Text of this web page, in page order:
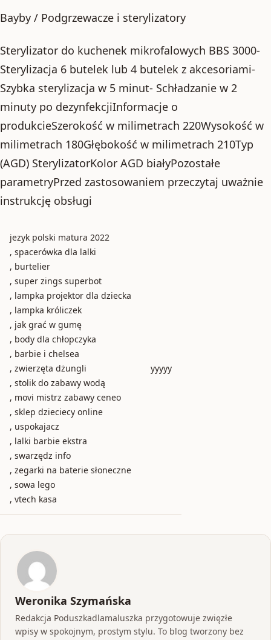
Bayby / Podgrzewacze i sterylizatory
Sterylizator do kuchenek mikrofalowych BBS 3000-
Sterylizacja 6 butelek lub 4 butelek z akcesoriami-
Szybka sterylizacja w 5 minut- Schładzanie w 2
minuty po dezynfekcjiInformacje o
produkcieSzerokość w milimetrach 220Wysokość w
milimetrach 180Głębokość w milimetrach 210Typ
(AGD) SterylizatorKolor AGD białyPozostałe
parametryPrzed zastosowaniem przeczytaj uważnie
instrukcję obsługi
jezyk polski matura 2022
, spacerówka dla lalki
, burtelier
, super zings superbot
, lampka projektor dla dziecka
, lampka króliczek
, jak grać w gumę
, body dla chłopczyka
, barbie i chelsea
, zwierzęta dżungli
, stolik do zabawy wodą
, movi mistrz zabawy ceneo
, sklep dzieciecy online
, uspokajacz
, lalki barbie ekstra
, swarzędz info
, zegarki na baterie słoneczne
, sowa lego
, vtech kasa
yyyyy
Weronika Szymańska
Redakcja Poduszkadlamaluszka przygotowuje zwięzłe
wpisy w spokojnym, prostym stylu. To blog tworzony bez